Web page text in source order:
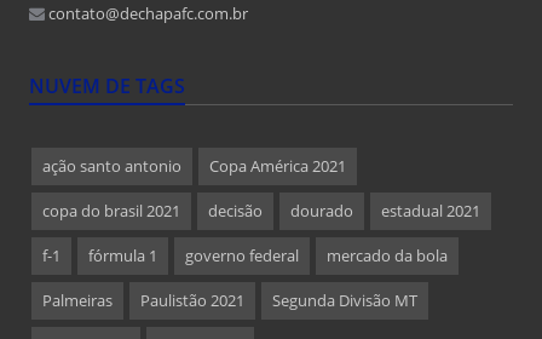
contato@dechapafc.com.br
NUVEM DE TAGS
ação santo antonio Copa América 2021
copa do brasil 2021 decisão dourado estadual 2021
f-1 fórmula 1 governo federal mercado da bola
Palmeiras Paulistão 2021 Segunda Divisão MT